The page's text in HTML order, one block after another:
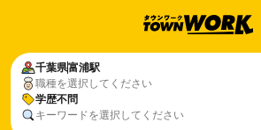
千葉県富浦駅
職種を選択してください
学歴不問
キーワードを選択してください
千葉県富浦駅
学歴不問